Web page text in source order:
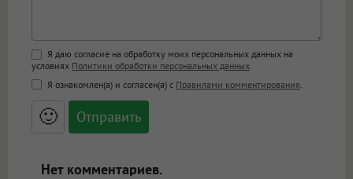
Поддержка HTML
<b>, <strong>, <u>, <i>, <em>, <s>, <big>,
<small>, <sup>, <sub>, <pre>, <ul>, <ol>, <li>,
<blockquote>, <code> экранирует HTML,
адреса URL автоматически становятся
ссылками, и [img]адрес[/img] будет
Я даю согласие на обработку моих персональных данных на
условиях Политики обработки персональных данных
Я ознакомлен(а) и согласен(а) с Правилами комментирования
🙂
Нет комментариев.